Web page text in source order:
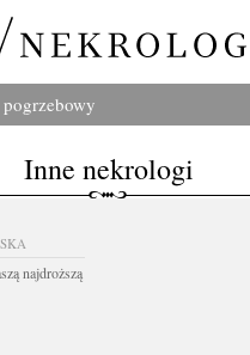
Inne nekrologi
najdroższą